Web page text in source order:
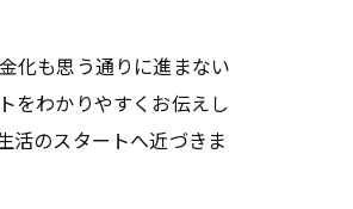
化も思う通りに進まない
をわかりやすくお伝えし
活のスタートへ近づきま